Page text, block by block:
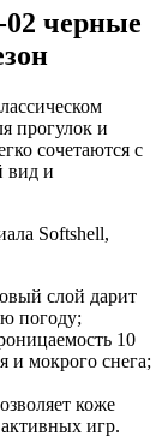
черные
прогулок и
сочетаются с
вид и
Softshell,
слой дарит
погоду;
10
и мокрого снега;
коже
активных игр.